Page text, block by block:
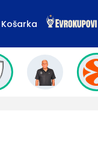
Košarka